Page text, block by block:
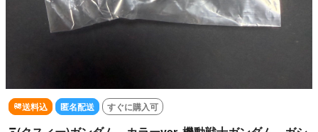
送料込 匿名配送 すぐに購入可